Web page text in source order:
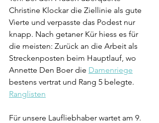
Christine Klockar die Ziellinie als gute
Vierte und verpasste das Podest nur
knapp. Nach getaner Kür hiess es für
die meisten: Zurück an die Arbeit als
Streckenposten beim Hauptlauf, wo
Annette Den Boer die Damenriege
bestens vertrat und Rang 5 belegte.
Ranglisten
Für unsere Laufliebhaber wartet am 9.